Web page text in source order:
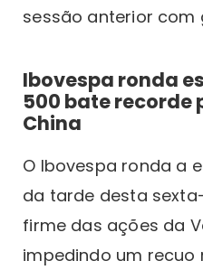
sessão anterior com
Ibovespa ronda
500 bate
China
O Ibovespa ronda a
da tarde desta
firme das ações da
impedindo um recuo